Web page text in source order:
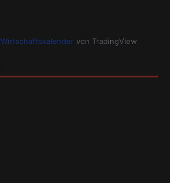
Wirtschaftskalendervon TradingView